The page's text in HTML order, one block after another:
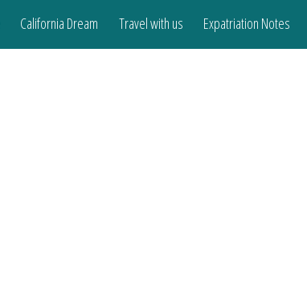
California Dream Travel with us Expatriation Notes